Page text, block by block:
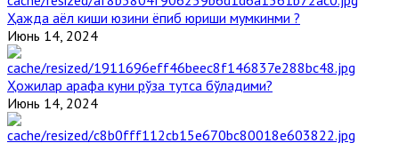
Ҳажда аёл киши юзини ёпиб юриши мумкинми ?
Июнь 14, 2024
Ҳожилар арафа куни рўза тутса бўладими?
Июнь 14, 2024